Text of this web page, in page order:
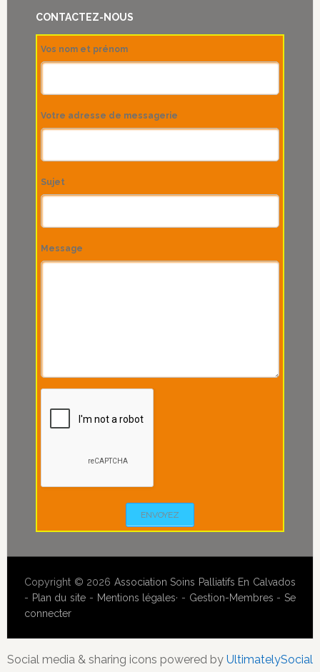
CONTACTEZ-NOUS
Vos nom et prénom
Votre adresse de messagerie
Sujet
Message
ENVOYEZ
Copyright © 2026 Association Soins Palliatifs En Calvados
- Plan du site - Mentions légales· - Gestion-Membres -Se
connecter
Social media & sharing icons powered by UltimatelySocial